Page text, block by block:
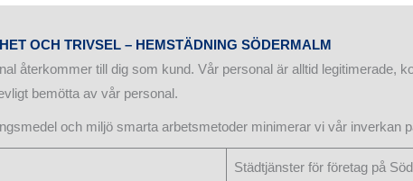
OCH TRIVSEL – HEMSTÄDNING SÖDERMALM
återkommer till dig som kund. Vår personal är alltid legitimerade,
bemötta av vår personal.
och miljö smarta arbetsmetoder minimerar vi vår inverkan
Städtjänster för företag på